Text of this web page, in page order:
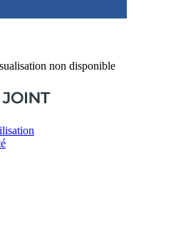
non disponible